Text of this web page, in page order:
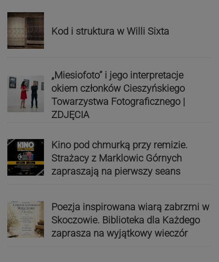
Kod i struktura w Willi Sixta
„Miesiofoto” i jego interpretacje
okiem członków Cieszyńskiego
Towarzystwa Fotograficznego |
ZDJĘCIA
Kino pod chmurką przy remizie.
Strażacy z Marklowic Górnych
zapraszają na pierwszy seans
Poezja inspirowana wiarą zabrzmi w
Skoczowie. Biblioteka dla Każdego
zaprasza na wyjątkowy wieczór